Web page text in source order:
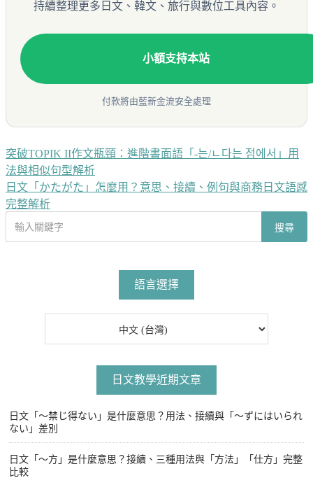
持續整理更多日文、韓文、旅行與數位工具內容。
小額支持本站
付款將由藍新金流安全處理
文
章
導
覽
突破TOPIK II作文瓶頸：進階書面語「-는/ㄴ다는 점에서」用
法與相似句型解析
日文「かたがた」怎麼用？意思、接續、例句與商務日文語感
完整解析
搜尋
語言選擇
日文教學近期文章
日文「〜禁じ得ない」是什麼意思？用法、接續與「〜ずにはいられ
ない」差別
日文「〜方」是什麼意思？接續、三種用法與「方法」「仕方」完整
比較